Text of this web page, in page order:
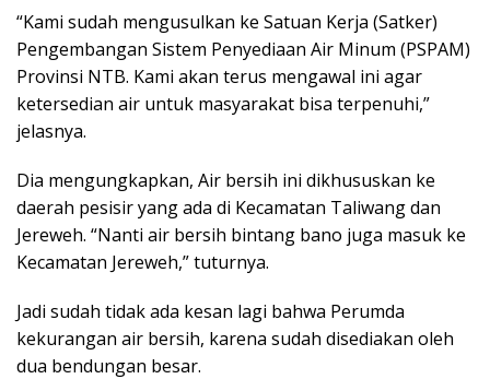
“Kami sudah mengusulkan ke Satuan Kerja (Satker)
Pengembangan Sistem Penyediaan Air Minum (PSPAM)
Provinsi NTB. Kami akan terus mengawal ini agar
ketersedian air untuk masyarakat bisa terpenuhi,”
jelasnya.
Dia mengungkapkan, Air bersih ini dikhususkan ke
daerah pesisir yang ada di Kecamatan Taliwang dan
Jereweh. “Nanti air bersih bintang bano juga masuk ke
Kecamatan Jereweh,” tuturnya.
Jadi sudah tidak ada kesan lagi bahwa Perumda
kekurangan air bersih, karena sudah disediakan oleh
dua bendungan besar.